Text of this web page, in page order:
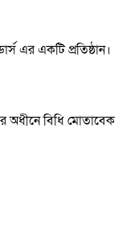
এর একটি প্রতিষ্ঠান।
অধীনে বিধি মোতাবেক